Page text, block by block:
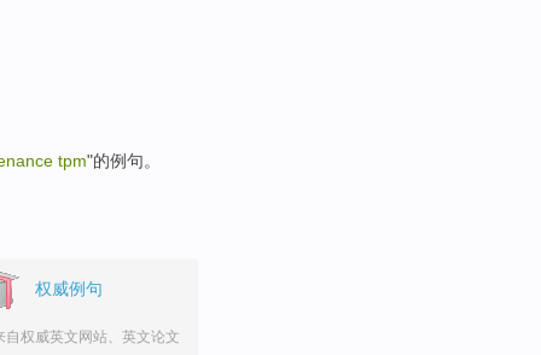
tpm"的例句。
权威例句
自权威英文网站、英文论文